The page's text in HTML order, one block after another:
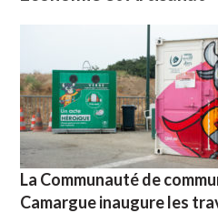
La Communauté de
Camargue inaugure les